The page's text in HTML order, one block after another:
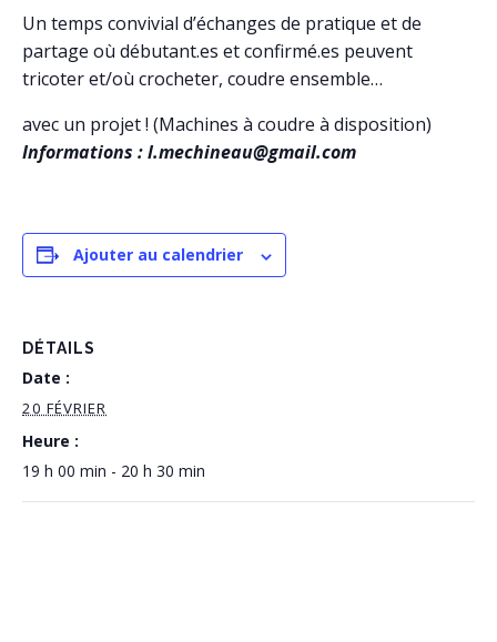
Un temps convivial d’échanges de pratique et de
partage où débutant.es et confirmé.es peuvent
tricoter et/où crocheter, coudre ensemble…
avec un projet ! (Machines à coudre à disposition)
Informations : l.mechineau@gmail.com
Ajouter au calendrier
DÉTAILS
Date :
20 FÉVRIER
Heure :
19 h 00 min - 20 h 30 min